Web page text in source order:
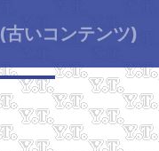
(古いコンテンツ)